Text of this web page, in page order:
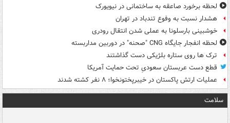
لحظه برخورد صاعقه به ساختمانی در نیویورک
هشدار نسبت به وفوع تندباد در تهران
خوشبینی بارسلونا به عملی شدن انتقال رودری
لحظه انفجار جایگاه CNG "صحنه" در دوربین مداربسته
ترک ها روی ستاره بلژیکی دست گذاشتند
قطع دست عربستان سعودیِ تحت حمایت آمریکا
عملیات ارتش پاکستان در خیبرپختونخوا؛ ۸ نفر کشته شدند
سلامت